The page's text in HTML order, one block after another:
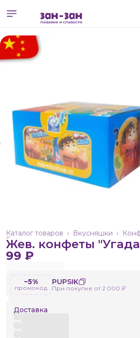
Вкусняшки ›
Каталог товаров ›
Главная
Жев. конфеты
99 ₽
−5%
промокод
PUPSIK
При покупке от 2 000 ₽
Доставка